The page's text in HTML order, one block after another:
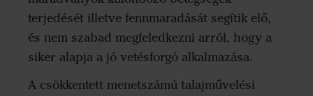
terjedését illetve fennmaradását segítik elő,
és nem szabad megfeledkezni arról, hogy a
siker alapja a jó vetésforgó alkalmazása.
A csökkentett menetszámú talajművelési